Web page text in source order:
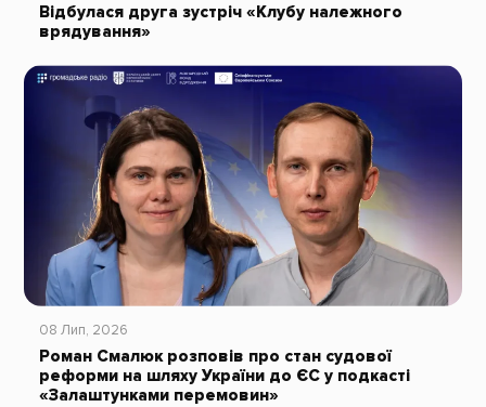
Відбулася друга зустріч «Клубу належного
врядування»
08 Лип, 2026
Роман Смалюк розповів про стан судової
реформи на шляху України до ЄС у подкасті
«Залаштунками перемовин»